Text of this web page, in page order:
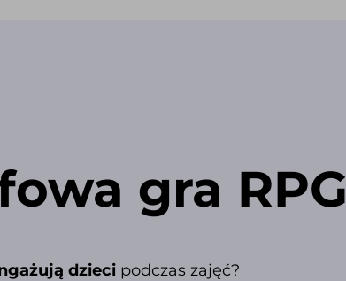
gra RPG
dziecipodczas zajęć?